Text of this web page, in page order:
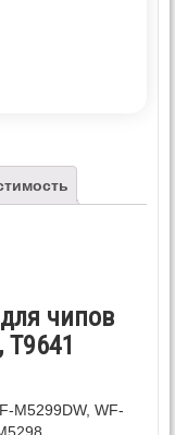
чипов
M5299DW, WF-